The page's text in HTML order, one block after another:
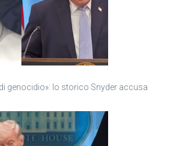
genocidio»: lo storico Snyder accusa